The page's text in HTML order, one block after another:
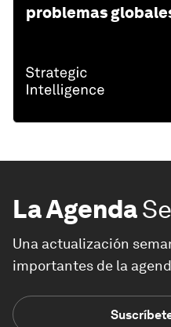
problemas
La Agenda
Una actualización
importantes de la